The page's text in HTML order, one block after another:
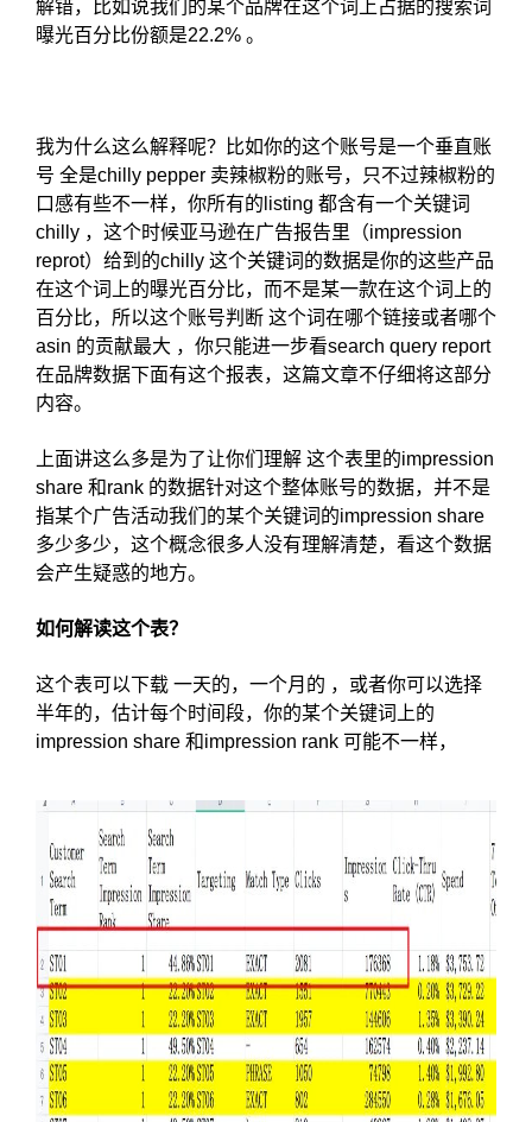
解错，比如说我们的某个品牌在这个词上占据的搜索词
曝光百分比份额是22.2% 。
我为什么这么解释呢？比如你的这个账号是一个垂直账
号 全是chilly pepper 卖辣椒粉的账号，只不过辣椒粉的
口感有些不一样，你所有的listing 都含有一个关键词
chilly ，这个时候亚马逊在广告报告里（impression
reprot）给到的chilly 这个关键词的数据是你的这些产品
在这个词上的曝光百分比，而不是某一款在这个词上的
百分比，所以这个账号判断 这个词在哪个链接或者哪个
asin 的贡献最大 ，你只能进一步看search query report
在品牌数据下面有这个报表，这篇文章不仔细将这部分
内容。
上面讲这么多是为了让你们理解 这个表里的impression
share 和rank 的数据针对这个整体账号的数据，并不是
指某个广告活动我们的某个关键词的impression share
多少多少，这个概念很多人没有理解清楚，看这个数据
会产生疑惑的地方。
如何解读这个表？
这个表可以下载 一天的，一个月的 ，或者你可以选择
半年的，估计每个时间段，你的某个关键词上的
impression share 和impression rank 可能不一样，